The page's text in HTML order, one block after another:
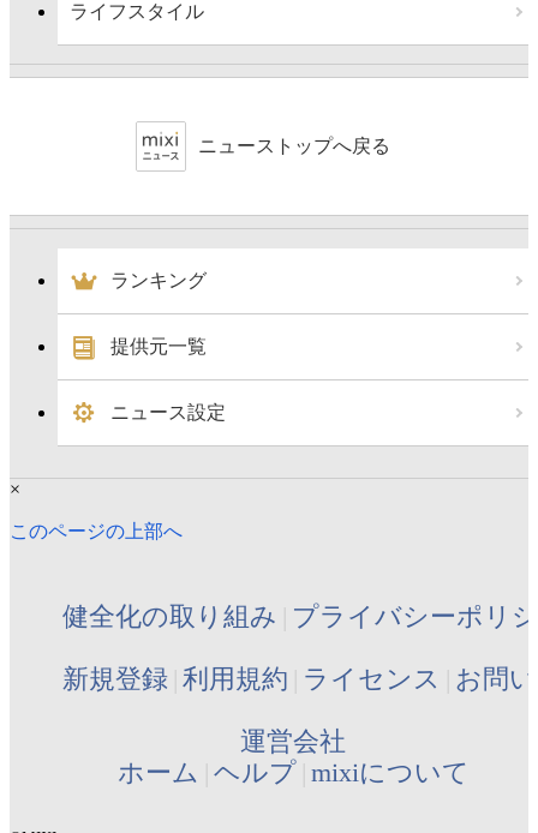
ライフスタイル
ニューストップへ戻る
ランキング
提供元一覧
ニュース設定
×
このページの上部へ
健全化の取り組み プライバシーポリ
新規登録 利用規約 ライセンス お問
運営会社
ホーム ヘルプ mixiについて